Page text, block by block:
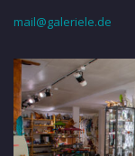
mail@galeriele.de